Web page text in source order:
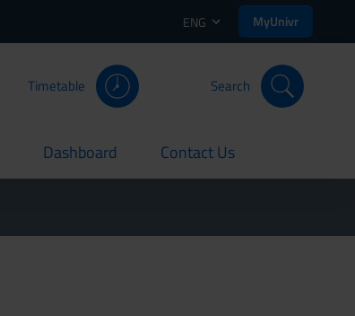
ENG MyUnivr
Timetable Search
Dashboard
current Contact Us
current